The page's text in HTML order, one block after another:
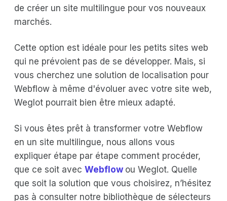
de créer un site multilingue pour vos nouveaux
marchés.
Cette option est idéale pour les petits sites web
qui ne prévoient pas de se développer. Mais, si
vous cherchez une solution de localisation pour
Webflow à même d'évoluer avec votre site web,
Weglot pourrait bien être mieux adapté.
Si vous êtes prêt à transformer votre Webflow
en un site multilingue, nous allons vous
expliquer étape par étape comment procéder,
que ce soit avec Webflow ou Weglot. Quelle
que soit la solution que vous choisirez, n’hésitez
pas à consulter notre bibliothèque de sélecteurs